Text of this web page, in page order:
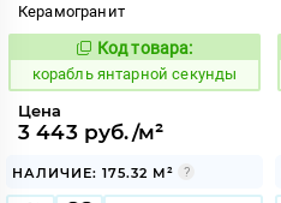
Керамогранит
781087
Код товара:
корабль янтарной секунды
Цена
3 443 руб./м²
НАЛИЧИЕ: 175.32 М²